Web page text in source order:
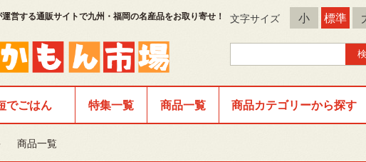
営する通販サイトで九州・福岡の名産品をお取り寄せ！ 文字サイズ 小 標準
でごはん 特集一覧 商品一覧 商品カテゴリーから探す
商品一覧